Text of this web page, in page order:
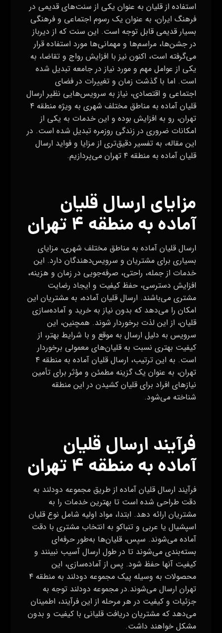
استفاده از قلیان به عنوان یکی از سنت‌های قدیمی در
فرهنگ ایران، به عنوان یک رسوم اجتماعی و فرهنگی
بسیار قدیمی قابل توجه است. این سنت که از دیرباز
در جشن‌ها، مراسم‌ها و مهمانی‌ها مورد استفاده قرار
می‌گرفته است، اکنون نیز با افزایش رواج و تقاضا، به
یکی از عوامل مهم و مورد نیاز در جامعه تبدیل شده
است. اما با گذشت زمان و تغییرات در فضای
اجتماعی و اقتصادی، نیاز به سرویس‌هایی نظیر ارسال
قلیان آماده به مناطق مختلف شهری به ویژه منطقه ۴
تهران، رو به افزایش بوده و این خدمات به یکی از
امکانات ضروری در زندگی روزمره تبدیل شده است. در
این مقاله، به تفسیر دقیق‌تری از مزایا و فواید ارسال
قلیان آماده به منطقه ۴ تهران می‌پردازیم.
مزایای ارسال قلیان
آماده به منطقه ۴ تهران
ارسال قلیان آماده به مناطق مختلف شهری، مزایای
بسیاری برای مشتریان و سرویس‌دهندگان دارد. این
خدمات از جمله، راحتی، صرفه‌جویی در زمان و هزینه،
افزایش دسترسی، حفظ کیفیت و ایجاد رضایت
مشتری می‌باشند. ارسال قلیان آماده، به مشتریان این
امکان را می‌دهد که بدون نیاز به خرید و آماده‌سازی
قلیان، از این لذت برخوردار شوند. همچنین، این
سرویس به دلیل ارسال به موقع و با شرایط بهتر، از
کیفیت بهتری نسبت به قلیان‌های معمولی برخوردار
است. به این ترتیب، ارسال قلیان آماده به منطقه ۴
تهران، به عنوان یک گزینه مطمئن و مؤثر برای تأمین
نیازهای افراد برای قلیان کشیدن‌ در این منطقه
شناخته می‌شود.
فرآیند ارسال قلیان
آماده به منطقه ۴ تهران
فرآیند ارسال قلیان آماده از طریق مجموعه دودلند به
دقت طراحی شده است تا بهترین خدمات را به
مشتریان ارائه دهد. ابتدا، مواد اولیه شامل نوع قلیان
اسپشیال یا عربی و تنباکو به انتخاب مشتری با دقت
آماده می‌شوند. سپس، قلیان‌ها به‌طور حرفه‌ای
بسته‌بندی می‌شوند تا در طول ارسال آسیب نبینند و
کیفیت آنها حفظ شود. پس از آماده‌سازی، این
محصولات به وسیله پیک مجموعه دودلند به منطقه ۴
تهران ارسال می‌شوند.در مجموعه دودلند توجه به
جزئیات و کیفیت در هر مرحله از این فرآیند، اطمینان
می‌دهد که مشتریان دریافت قلیانی با کیفیت و بدون
مشکل خواهند داشت.